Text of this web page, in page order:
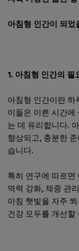
아침형 인간이 되었
1. 아침형 인간의 필
아침형 인간이란 하
이들은 이른 시간에
는 데 유리합니다.
향상되고, 충분한
습니다.
특히 연구에 따르면
역력 강화, 체중 관
아침 햇빛을 자주
건강 모두를 개선할